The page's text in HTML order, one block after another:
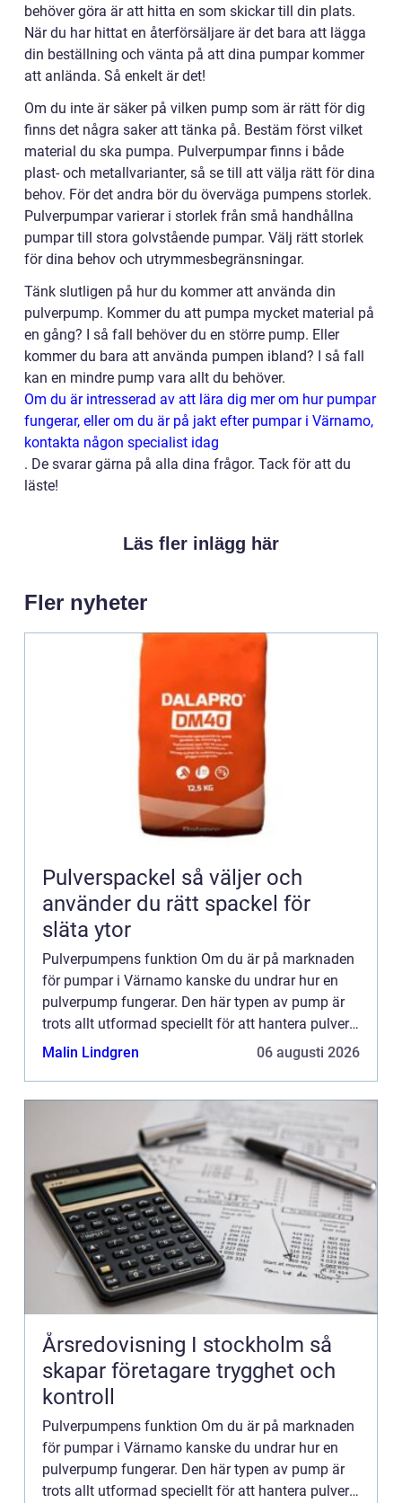
behöver göra är att hitta en som skickar till din plats.
När du har hittat en återförsäljare är det bara att lägga
din beställning och vänta på att dina pumpar kommer
att anlända. Så enkelt är det!
Om du inte är säker på vilken pump som är rätt för dig
finns det några saker att tänka på. Bestäm först vilket
material du ska pumpa. Pulverpumpar finns i både
plast- och metallvarianter, så se till att välja rätt för dina
behov. För det andra bör du överväga pumpens storlek.
Pulverpumpar varierar i storlek från små handhållna
pumpar till stora golvstående pumpar. Välj rätt storlek
för dina behov och utrymmesbegränsningar.
Tänk slutligen på hur du kommer att använda din
pulverpump. Kommer du att pumpa mycket material på
en gång? I så fall behöver du en större pump. Eller
kommer du bara att använda pumpen ibland? I så fall
kan en mindre pump vara allt du behöver.
Om du är intresserad av att lära dig mer om hur pumpar
fungerar, eller om du är på jakt efter pumpar i Värnamo,
kontakta någon specialist idag
. De svarar gärna på alla dina frågor. Tack för att du
läste!
Läs fler inlägg här
Fler nyheter
Pulverspackel så väljer och
använder du rätt spackel för
släta ytor
Pulverpumpens funktion Om du är på marknaden
för pumpar i Värnamo kanske du undrar hur en
pulverpump fungerar. Den här typen av pump är
trots allt utformad speciellt för att hantera pulver
och granulat. I den här artikeln tar vi en närmare
Malin Lindgren 06 augusti 2026
Årsredovisning I stockholm så
skapar företagare trygghet och
kontroll
Pulverpumpens funktion Om du är på marknaden
för pumpar i Värnamo kanske du undrar hur en
pulverpump fungerar. Den här typen av pump är
trots allt utformad speciellt för att hantera pulver